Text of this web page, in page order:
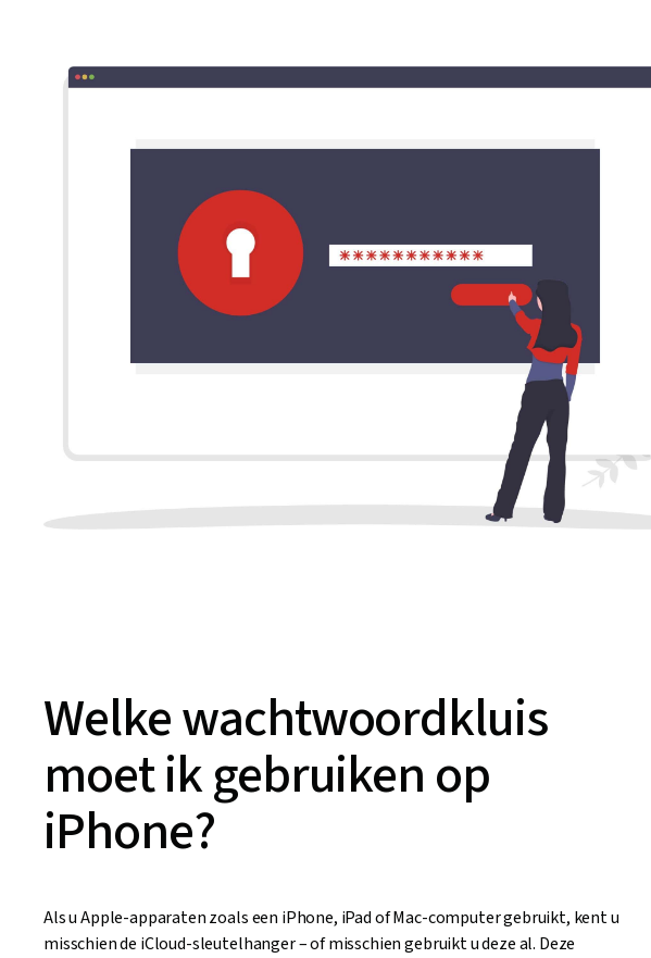
Welke wachtwoordkluis
moet ik gebruiken op
iPhone?
Als u Apple-apparaten zoals een iPhone, iPad of Mac-computer gebruikt, kent u
misschien de iCloud-sleutelhanger – of misschien gebruikt u deze al. Deze